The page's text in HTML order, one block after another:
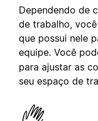
Dependendo de
de trabalho,
que possui nele
equipe. Você
para ajustar as
seu espaço de